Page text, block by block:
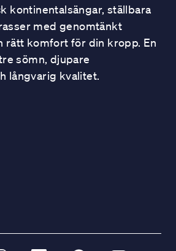
kontinentalsängar, ställbara
med genomtänkt
rätt komfort för din kropp. En
sömn, djupare
långvarig kvalitet.